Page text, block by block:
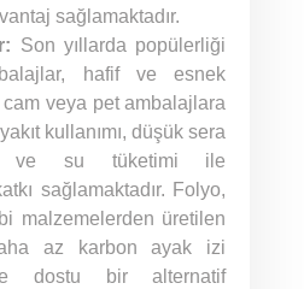
sağlamaktadır.
Son yıllarda popülerliği
hafif ve esnek
cam veya pet ambalajlara
kullanımı, düşük sera
ve su tüketimi ile
sağlamaktadır. Folyo,
malzemelerden üretilen
az karbon ayak izi
dostu bir alternatif